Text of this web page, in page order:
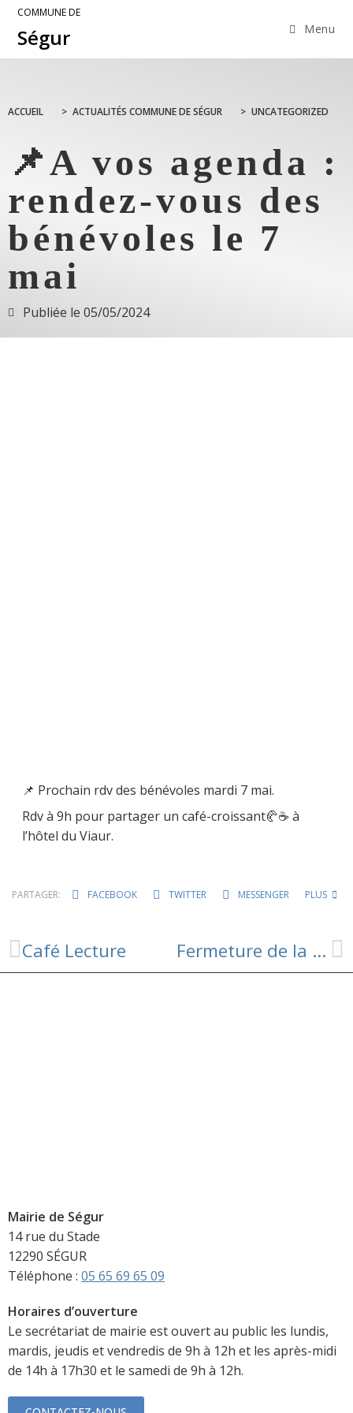
COMMUNE DE
Ségur Menu
ACCUEIL > ACTUALITÉS COMMUNE DE SÉGUR > UNCATEGORIZED
📌A vos agenda :
rendez-vous des
bénévoles le 7
mai
Publiée le 05/05/2024
📌 Prochain rdv des bénévoles mardi 7 mai.
Rdv à 9h pour partager un café-croissant🥐☕️ à
l’hôtel du Viaur.
PARTAGER: FACEBOOK TWITTER MESSENGER PLUS
Café Lecture Fermeture de la mairie et de l’agence postale le 10 et 11 mai
Mairie de Ségur
14 rue du Stade
12290 SÉGUR
Téléphone : 05 65 69 65 09
Horaires d’ouverture
Le secrétariat de mairie est ouvert au public les lundis,
mardis, jeudis et vendredis de 9h à 12h et les après-midi
de 14h à 17h30 et le samedi de 9h à 12h.